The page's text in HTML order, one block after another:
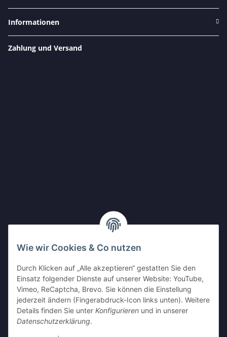
Wie wir Cookies & Co nutzen
Durch Klicken auf „Alle akzeptieren“ gestatten Sie den
Einsatz folgender Dienste auf unserer Website: YouTube,
Vimeo, ReCaptcha, Brevo. Sie können die Einstellung
jederzeit ändern (Fingerabdruck-Icon links unten). Weitere
Details finden Sie unter Konfigurieren und in unserer
Datenschutzerklärung.
Informationen
Zahlung und Versand
Shop Partnerseiten